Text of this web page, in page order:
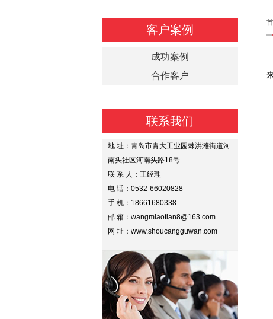
客户案例
成功案例
合作客户
联系我们
地 址：青岛市青大工业园棘洪滩街道河
南头社区河南头路18号
联 系 人：王经理
电 话：0532-66020828
手 机：18661680338
邮 箱：wangmiaotian8@163.com
网 址：www.shoucangguwan.com